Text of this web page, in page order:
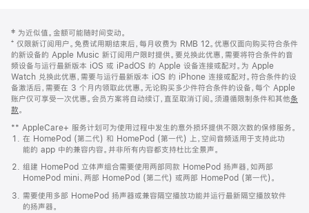
页
页
脚
注
‡ 为近似值。金额可能随时间变动。
⁺ 仅限新订阅用户。免费试用期结束后，每月收费为 RMB 12。优惠仅面向购买符合条件
的新设备的 Apple Music 新订阅用户限时提供。要兑换此优惠，需要将符合条件的音
频设备与运行最新版本 iOS 或 iPadOS 的 Apple 设备连接或配对。为 Apple
Watch 兑换此优惠，需要与运行最新版本 iOS 的 iPhone 连接或配对。符合条件的设
备激活后，需要在 3 个月内领取此优惠。无论购买多少件符合条件的设备，每个 Apple
账户仅可享受一次优惠。会员方案将自动续订，直至取消订阅。须遵循限制条件和其他条
款。
窗
口
中
打
开)
** AppleCare+ 服务计划可为使用过程中发生的意外损坏提供不限次数的保修服务。
在 HomePod (第二代) 和 HomePod (第一代) 上，空间音频适用于支持此功
能的 app 中的兼容内容。并非所有内容都支持杜比全景声。
组建 HomePod 立体声组合需要使用两部同款 HomePod 扬声器，如两部
HomePod mini、两部 HomePod (第二代) 或两部 HomePod (第一代)。
需要使用多部 HomePod 扬声器或兼容隔空播放功能并运行最新隔空播放软件
的扬声器。